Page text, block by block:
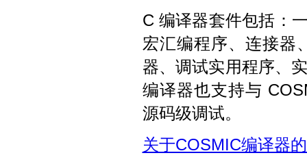
C 编译器套件包括：
宏汇编程序、连接器
器、调试实用程序、
编译器也支持与
源码级调试。
关于COSMIC编译器